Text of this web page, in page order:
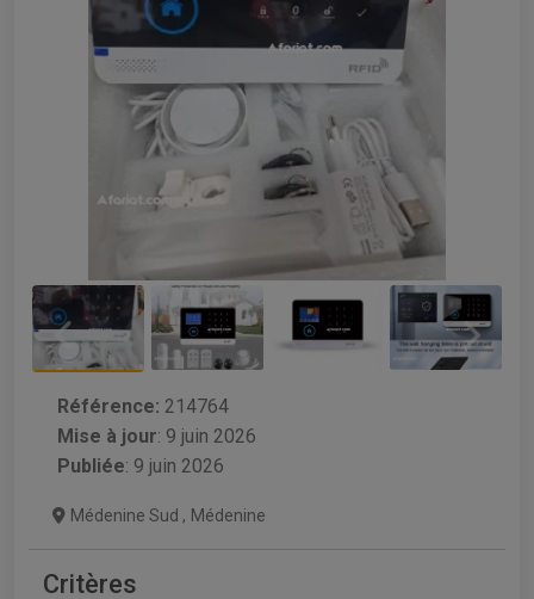
Référence: 214764
Mise à jour: 9 juin 2026
Publiée: 9 juin 2026
Médenine Sud , Médenine
Critères